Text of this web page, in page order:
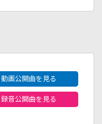
動画公開曲を見る
録音公開曲を見る